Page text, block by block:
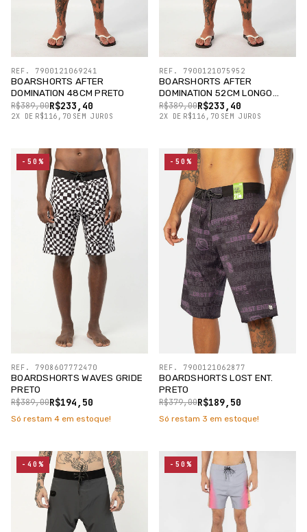
BOARSHORTS AFTER
DOMINATION 48CM PRETO
R$233,40
R$389,00
2X DE R$116,70 SEM JUROS
REF. 7900121069241
BOARSHORTS AFTER
DOMINATION 52CM LONGO
PRETO
R$233,40
R$389,00
2X DE R$116,70 SEM JUROS
REF. 7900121075952
BOARDSHORTS WAVES GRIDE
PRETO
R$194,50
R$389,00
REF. 7908607772470
-50%
Só restam 4 em estoque!
BOARDSHORTS LOST ENT.
PRETO
R$189,50
R$379,00
REF. 7900121062877
-50%
Só restam 3 em estoque!
-40% -50%